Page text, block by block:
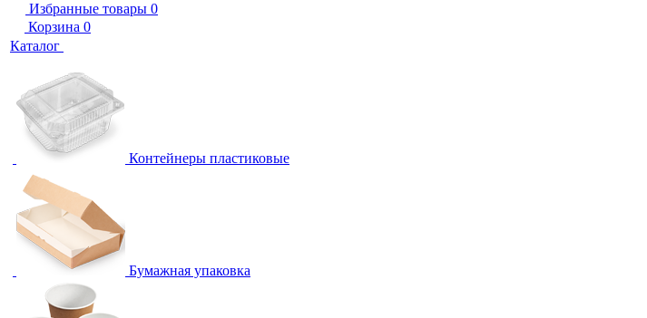
Избранные товары 0
Корзина 0
Каталог
Контейнеры пластиковые
Бумажная упаковка